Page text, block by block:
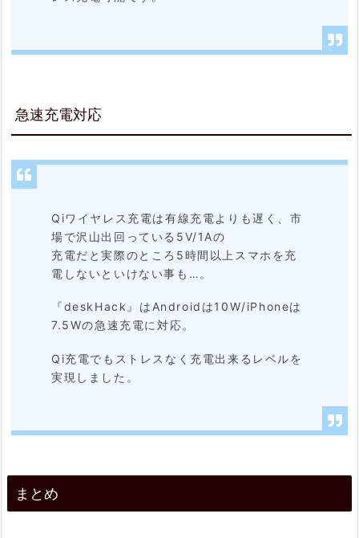
急速充電対応
Qiワイヤレス充電は有線充電よりも遅く、市
場で沢山出回っている5V/1Aの
充電だと実際のところ5時間以上スマホを充
電しないといけない事も…。
『deskHack』はAndroidは10W/iPhoneは
7.5Wの急速充電に対応。
Qi充電でもストレスなく充電出来るレベルを
実現しました。
まとめ